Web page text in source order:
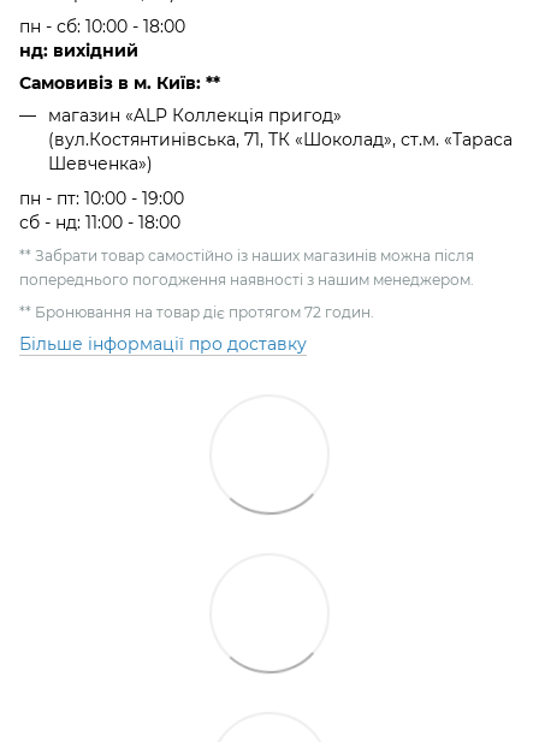
пн - сб: 10:00 - 18:00
нд: вихідний
Самовивіз в м. Київ: **
магазин «ALP Коллекція пригод»
(вул.Костянтинівська, 71, ТК «Шоколад», ст.м. «Тараса
Шевченка»)
пн - пт: 10:00 - 19:00
сб - нд: 11:00 - 18:00
** Забрати товар самостійно із наших магазинів можна після
попереднього погодження наявності з нашим менеджером.
** Бронювання на товар діє протягом 72 годин.
Більше інформації про доставку